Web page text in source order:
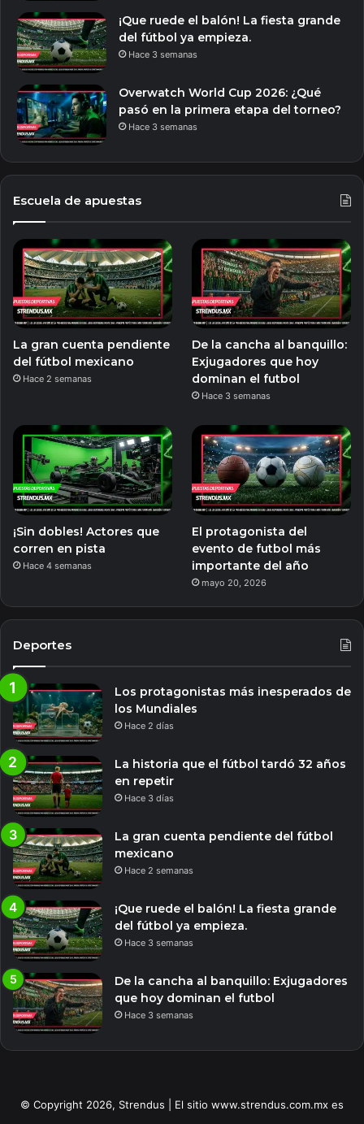
¡Que ruede el balón! La fiesta grande
del fútbol ya empieza.
Hace 3 semanas
Overwatch World Cup 2026: ¿Qué
pasó en la primera etapa del torneo?
Hace 3 semanas
Escuela de apuestas
La gran cuenta pendiente
del fútbol mexicano
Hace 2 semanas
De la cancha al banquillo:
Exjugadores que hoy
dominan el futbol
Hace 3 semanas
¡Sin dobles! Actores que
corren en pista
Hace 4 semanas
El protagonista del
evento de futbol más
importante del año
mayo 20, 2026
Deportes
Los protagonistas más inesperados de
los Mundiales
Hace 2 días
La historia que el fútbol tardó 32 años
en repetir
Hace 3 días
La gran cuenta pendiente del fútbol
mexicano
Hace 2 semanas
¡Que ruede el balón! La fiesta grande
del fútbol ya empieza.
Hace 3 semanas
De la cancha al banquillo: Exjugadores
que hoy dominan el futbol
Hace 3 semanas
© Copyright 2026, Strendus | El sitio www.strendus.com.mx es